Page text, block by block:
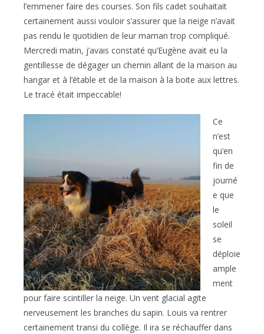
l’emmener faire des courses. Son fils cadet souhaitait
certainement aussi vouloir s’assurer que la neige n’avait
pas rendu le quotidien de leur maman trop compliqué.
Mercredi matin, j’avais constaté qu’Eugène avait eu la
gentillesse de dégager un chemin allant de la maison au
hangar et à l’étable et de la maison à la boite aux lettres.
Le tracé était impeccable!
Ce
n’est
qu’en
fin de
journé
e que
le
soleil
se
déploie
ample
ment
pour faire scintiller la neige. Un vent glacial agite
nerveusement les branches du sapin. Louis va rentrer
certainement transi du collège. Il ira se réchauffer dans